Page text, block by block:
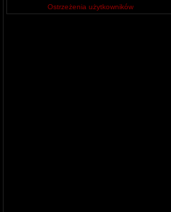
Ostrzeżenia użytkowników